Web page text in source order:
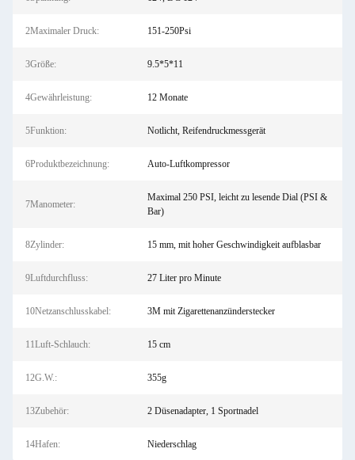
2Maximaler Druck: 151-250Psi
3Größe: 9.5*5*11
4Gewährleistung: 12 Monate
5Funktion: Notlicht, Reifendruckmessgerät
6Produktbezeichnung: Auto-Luftkompressor
7Manometer:
Maximal 250 PSI, leicht zu lesende Dial (PSI &
Bar)
8Zylinder: 15 mm, mit hoher Geschwindigkeit aufblasbar
9Luftdurchfluss: 27 Liter pro Minute
10Netzanschlusskabel: 3M mit Zigarettenanzünderstecker
11Luft-Schlauch: 15 cm
12G.W.: 355g
13Zubehör: 2 Düsenadapter, 1 Sportnadel
14Hafen: Niederschlag